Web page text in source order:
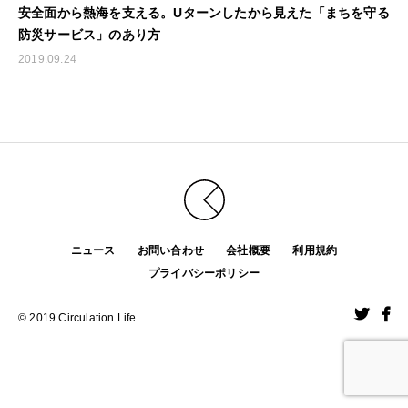
安全面から熱海を支える。Uターンしたから見えた「まちを守る
防災サービス」のあり方
2019.09.24
ニュース お問い合わせ 会社概要
利用規約
プライバシーポリシー
© 2019 Circulation Life